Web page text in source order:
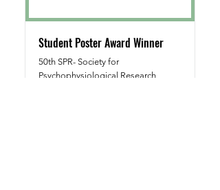
Student Poster Award Winner
50th SPR- Society for
Psychophysiological Research